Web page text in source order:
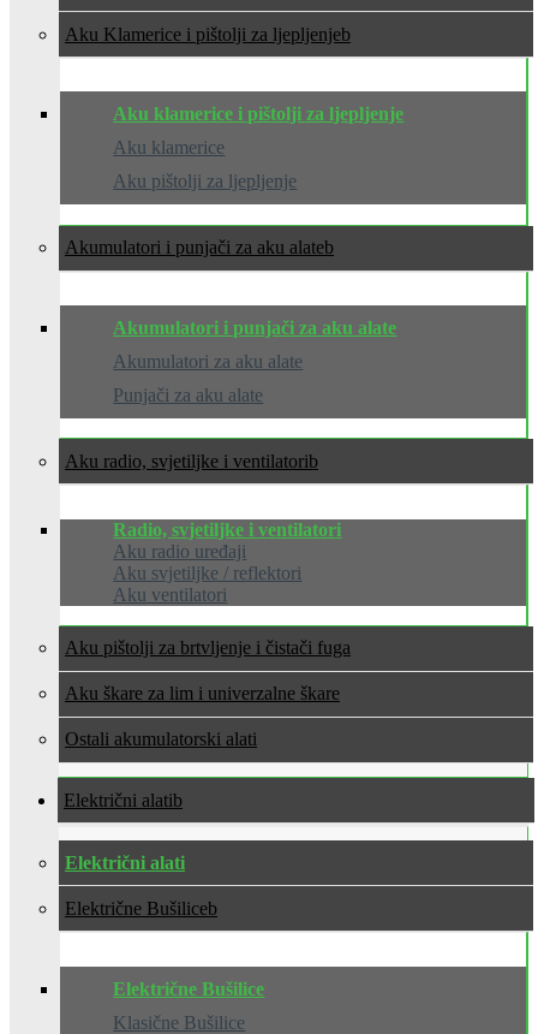
Aku Klamerice i pištolji za ljepljenje
Aku klamerice i pištolji za ljepljenje
Aku klamerice
Aku pištolji za ljepljenje
Akumulatori i punjači za aku alate
Akumulatori i punjači za aku alate
Akumulatori za aku alate
Punjači za aku alate
Aku radio, svjetiljke i ventilatori
Radio, svjetiljke i ventilatori
Aku radio uređaji
Aku svjetiljke / reflektori
Aku ventilatori
Aku pištolji za brtvljenje i čistači fuga
Aku škare za lim i univerzalne škare
Ostali akumulatorski alati
Električni alati
Električni alati
Električne Bušilice
Električne Bušilice
Klasične Bušilice